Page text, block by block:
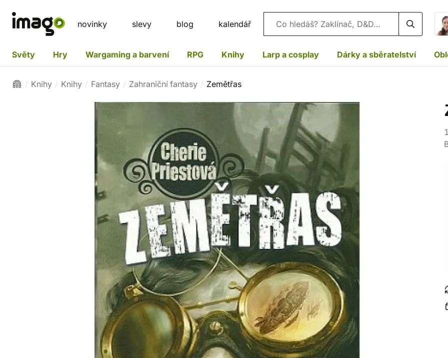
novinky slevy blog kalendář Vyhledávání
Světy Hry Wargaming a barvení RPG Knihy Larp a cosplay Dárky a sběratelství
Knihy Knihy Fantasy Zahraniční fantasy Zemětřas